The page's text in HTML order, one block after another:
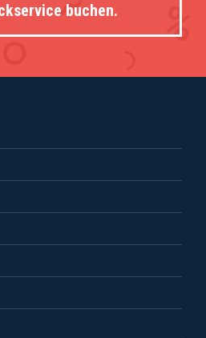
buchen.